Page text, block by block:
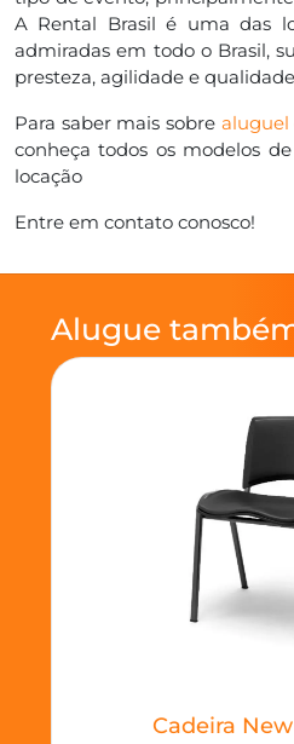
A Rental Brasil é uma das
admiradas em todo o Brasil,
presteza, agilidade e
Para saber mais sobre aluguel
conheça todos os modelos
locação
Entre em contato conosco!
Alugue
Cadeira